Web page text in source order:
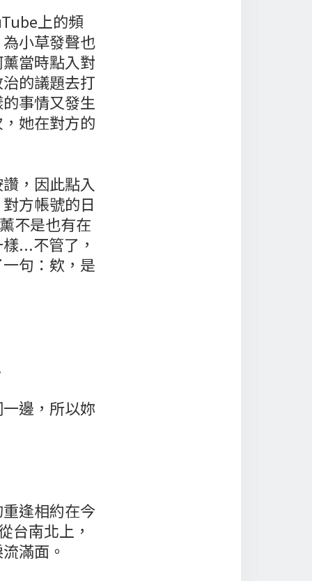
上的頻
小草發聲也
當時點入對
的議題去打
事情又發生
她在對方的
，因此點入
方帳號的日
不是也有在
...不管了，
句：欸，是
邊，所以妳
逢相約在今
台南北上，
滿面。